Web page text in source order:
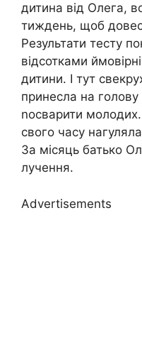
дитина від Олега,
тиждень, щоб
Результати тесту
відсотками
дитини. І тут
принесла на
nосварити
свого часу
За місяць батько
лучення.
Advertisements